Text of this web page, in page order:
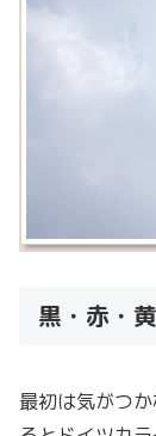
黒・赤・
最初は気がつ